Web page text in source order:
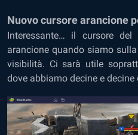
Nuovo cursore arancione
Interessante… il cursore
arancione quando siamo
visibilità. Ci sarà utile
dove abbiamo decine e